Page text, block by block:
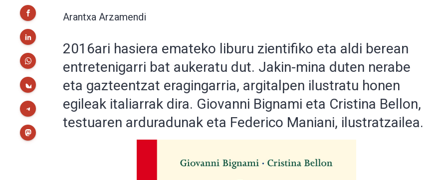
Arantxa Arzamendi
2016ari hasiera emateko liburu zientifiko eta aldi berean
entretenigarri bat aukeratu dut. Jakin-mina duten nerabe
eta gazteentzat eragingarria, argitalpen ilustratu honen
egileak italiarrak dira. Giovanni Bignami eta Cristina Bellon,
testuaren arduradunak eta Federico Maniani, ilustratzailea.